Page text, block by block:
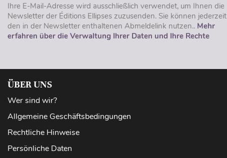
Ihre E-Mail-Adresse wird ausschließlich verwendet, um Ihnen die
Newsletter der Éditions Ellipses zuzusenden. Sie können jederzeit
den in der Newsletter enthaltenen Abmeldelink nutzen.. Mehr
erfahren über die Verwaltung Ihrer Daten und Ihre Rechte
ÜBER UNS
Wer sind wir?
Allgemeine Geschäftsbedingungen
Rechtliche Hinweise
Persönliche Daten